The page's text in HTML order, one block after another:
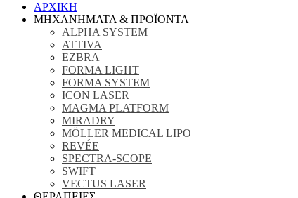
ΑΡΧΙΚΗ
ΜΗΧΑΝΗΜΑΤΑ & ΠΡΟΪΟΝΤΑ
ALPHA SYSTEM
ATTIVA
EZBRA
FORMA LIGHT
FORMA SYSTEM
ICON LASER
MAGMA PLATFORM
MIRADRY
MÖLLER MEDICAL LIPO
REVÉE
SPECTRA-SCOPE
SWIFT
VECTUS LASER